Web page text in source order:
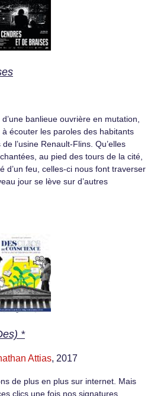
banlieue ouvrière en mutation,
écouter les paroles des habitants
l’usine Renault-Flins. Qu’elles
au pied des tours de la cité,
d’un feu, celles-ci nous font traverser
jour se lève sur d’autres
*
Attias, 2017
de plus en plus sur internet. Mais
clics une fois nos signatures